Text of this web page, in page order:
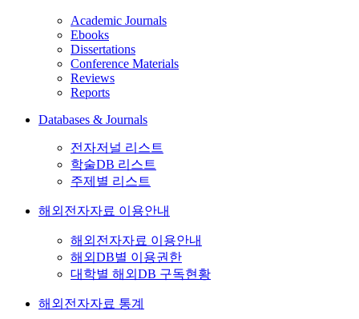
Academic Journals
Ebooks
Dissertations
Conference Materials
Reviews
Reports
Databases & Journals
전자저널 리스트
학술DB 리스트
주제별 리스트
해외전자자료 이용안내
해외전자자료 이용안내
해외DB별 이용권한
대학별 해외DB 구독현황
해외전자자료 통계